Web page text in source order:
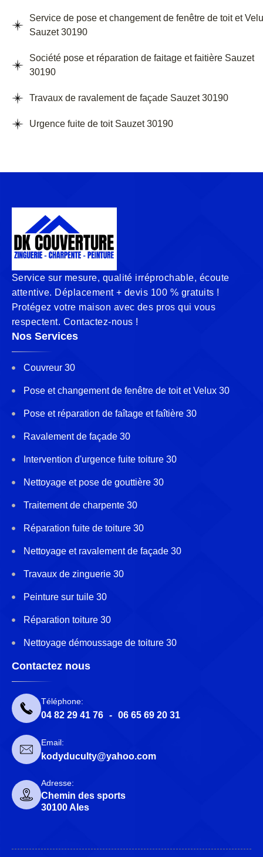
Service de pose et changement de fenêtre de toit et
Sauzet 30190
Société pose et réparation de faitage et faitière Sauzet
30190
Travaux de ravalement de façade Sauzet 30190
Urgence fuite de toit Sauzet 30190
Service sur mesure, qualité irréprochable, écoute
attentive. Déplacement + devis 100 % gratuits !
Protégez votre maison avec des pros qui vous
respectent. Contactez-nous !
Nos Services
Couvreur 30
Pose et changement de fenêtre de toit et Velux 30
Pose et réparation de faîtage et faîtière 30
Ravalement de façade 30
Intervention d'urgence fuite toiture 30
Nettoyage et pose de gouttière 30
Traitement de charpente 30
Réparation fuite de toiture 30
Nettoyage et ravalement de façade 30
Travaux de zinguerie 30
Peinture sur tuile 30
Réparation toiture 30
Nettoyage démoussage de toiture 30
Contactez nous
Téléphone:
04 82 29 41 76 - 06 65 69 20 31
Email:
kodyduculty@yahoo.com
Adresse:
Chemin des sports
30100 Ales